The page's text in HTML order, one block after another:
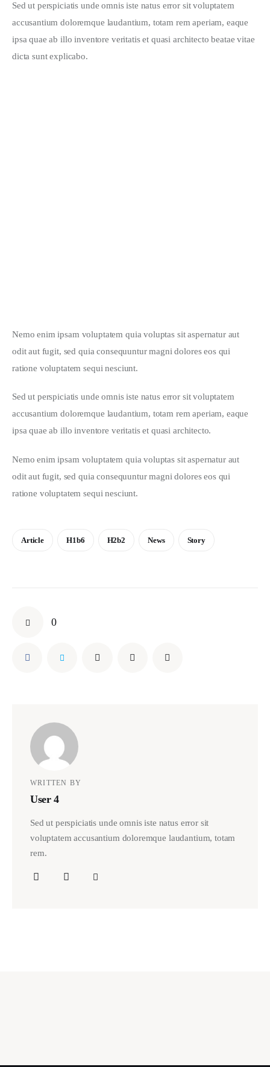
Sed ut perspiciatis unde omnis iste natus error sit voluptatem
accusantium doloremque laudantium, totam rem aperiam, eaque
ipsa quae ab illo inventore veritatis et quasi architecto beatae vitae
dicta sunt explicabo.
Nemo enim ipsam voluptatem quia voluptas sit aspernatur aut
odit aut fugit, sed quia consequuntur magni dolores eos qui
ratione voluptatem sequi nesciunt.
Sed ut perspiciatis unde omnis iste natus error sit voluptatem
accusantium doloremque laudantium, totam rem aperiam, eaque
ipsa quae ab illo inventore veritatis et quasi architecto.
Nemo enim ipsam voluptatem quia voluptas sit aspernatur aut
odit aut fugit, sed quia consequuntur magni dolores eos qui
ratione voluptatem sequi nesciunt.
Article H1b6 H2b2 News Story
0
WRITTEN BY
User 4
Sed ut perspiciatis unde omnis iste natus error sit
voluptatem accusantium doloremque laudantium, totam
rem.